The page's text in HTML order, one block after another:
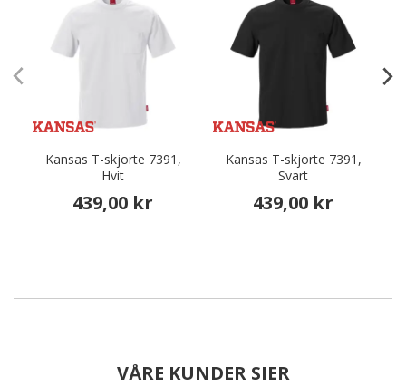
Kansas T-skjorte 7391,
Hvit
439,00 kr
Kansas T-skjorte 7391,
Svart
439,00 kr
VÅRE KUNDER SIER